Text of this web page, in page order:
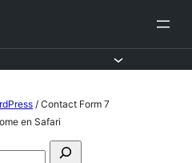
/ Contact Form 7
en Safari